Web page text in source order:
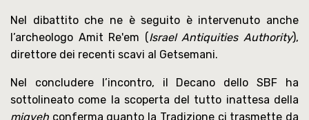
Nel dibattito che ne è seguito è intervenuto anche
l’archeologo Amit Re'em (Israel Antiquities Authority),
direttore dei recenti scavi al Getsemani.
Nel concludere l’incontro, il Decano dello SBF ha
sottolineato come la scoperta del tutto inattesa della
miqveh conferma quanto la Tradizione ci trasmette da